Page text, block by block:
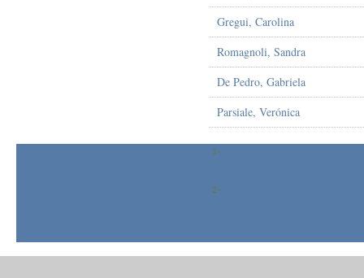
Gregui, Carolina
Romagnoli, Sandra
De Pedro, Gabriela
Parsiale, Verónica